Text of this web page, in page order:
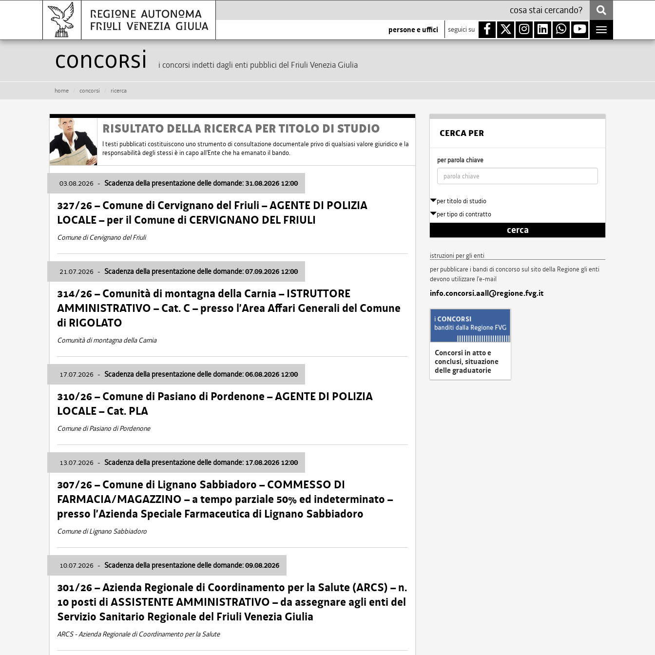
persone e uffici seguici su
Toggle
navigation
Concorsi i concorsi indetti dagli enti pubblici del Friuli Venezia Giulia
home concorsi ricerca
RISULTATO DELLA RICERCA PER TITOLO DI STUDIO
I testi pubblicati costituiscono uno strumento di consultazione documentale privo di qualsiasi valore giuridico e la
responsabilità degli stessi è in capo all'Ente che ha emanato il bando.
03.08.2026 - Scadenza della presentazione delle domande: 31.08.2026 12:00
327/26 – Comune di Cervignano del Friuli – AGENTE DI POLIZIA
LOCALE – per il Comune di CERVIGNANO DEL FRIULI
Comune di Cervignano del Friuli
21.07.2026 - Scadenza della presentazione delle domande: 07.09.2026 12:00
314/26 – Comunità di montagna della Carnia – ISTRUTTORE
AMMINISTRATIVO – Cat. C – presso l’Area Affari Generali del Comune
di RIGOLATO
Comunità di montagna della Carnia
17.07.2026 - Scadenza della presentazione delle domande: 06.08.2026 12:00
310/26 – Comune di Pasiano di Pordenone – AGENTE DI POLIZIA
LOCALE – Cat. PLA
Comune di Pasiano di Pordenone
13.07.2026 - Scadenza della presentazione delle domande: 17.08.2026 12:00
307/26 – Comune di Lignano Sabbiadoro – COMMESSO DI
FARMACIA/MAGAZZINO – a tempo parziale 50% ed indeterminato –
presso l’Azienda Speciale Farmaceutica di Lignano Sabbiadoro
Comune di Lignano Sabbiadoro
10.07.2026 - Scadenza della presentazione delle domande: 09.08.2026
301/26 – Azienda Regionale di Coordinamento per la Salute (ARCS) – n.
10 posti di ASSISTENTE AMMINISTRATIVO – da assegnare agli enti del
Servizio Sanitario Regionale del Friuli Venezia Giulia
ARCS - Azienda Regionale di Coordinamento per la Salute
CERCA PER
per parola chiave
per titolo di studio
per tipo di contratto
cerca
istruzioni per gli enti
per pubblicare i bandi di concorso sul sito della Regione gli enti
devono utilizzare l'e-mail
info.concorsi.aall@regione.fvg.it
Concorsi in atto e
conclusi, situazione
delle graduatorie